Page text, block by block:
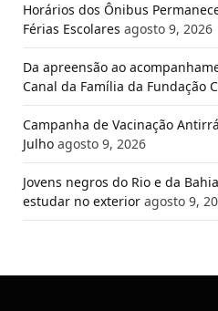
Horários dos Ônibus
Férias Escolares agosto 9, 2026
Da apreensão ao
Canal da Família da Fundação
Campanha de Vacinação
Julho agosto 9, 2026
Jovens negros do Rio e da
estudar no exterior agosto 9,